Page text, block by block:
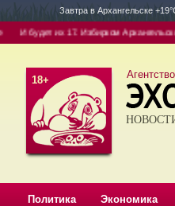
Завтра в Архангельске
И будет их 17. Избирком Архангельской
18+
Политика Экономика